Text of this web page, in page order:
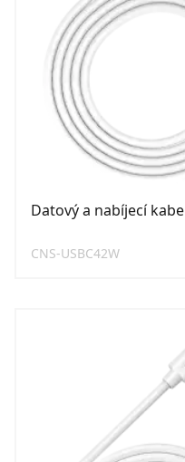
Datový a nabíjecí
CNS-USBC42W